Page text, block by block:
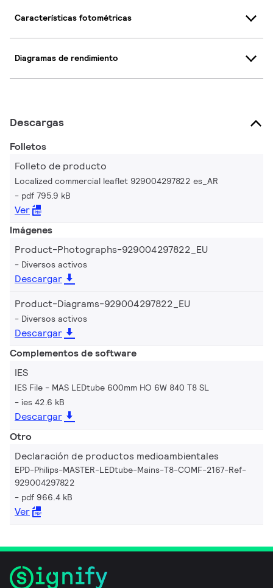
Características fotométricas
Diagramas de rendimiento
Descargas
Folletos
Folleto de producto
Localized commercial leaflet 929004297822 es_AR
pdf 795.9 kB
Ver
Imágenes
Product-Photographs-929004297822_EU
Diversos activos
Descargar
Product-Diagrams-929004297822_EU
Diversos activos
Descargar
Complementos de software
IES
IES File - MAS LEDtube 600mm HO 6W 840 T8 SL
ies 42.6 kB
Descargar
Otro
Declaración de productos medioambientales
EPD-Philips-MASTER-LEDtube-Mains-T8-COMF-2167-Ref-
929004297822
pdf 966.4 kB
Ver